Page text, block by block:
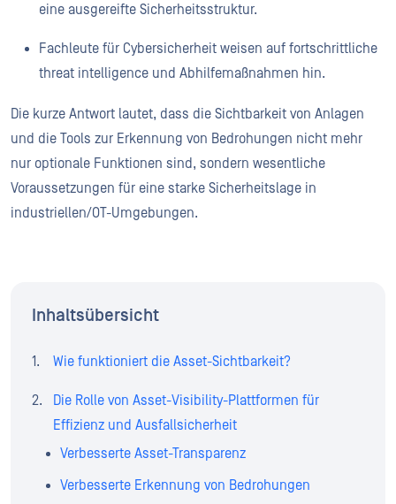
eine ausgereifte Sicherheitsstruktur.
Fachleute für Cybersicherheit weisen auf fortschrittliche
threat intelligence und Abhilfemaßnahmen hin.
Die kurze Antwort lautet, dass die Sichtbarkeit von Anlagen
und die Tools zur Erkennung von Bedrohungen nicht mehr
nur optionale Funktionen sind, sondern wesentliche
Voraussetzungen für eine starke Sicherheitslage in
industriellen/OT-Umgebungen.
Inhaltsübersicht
Wie funktioniert die Asset-Sichtbarkeit?
Die Rolle von Asset-Visibility-Plattformen für
Effizienz und Ausfallsicherheit
Verbesserte Asset-Transparenz
Verbesserte Erkennung von Bedrohungen